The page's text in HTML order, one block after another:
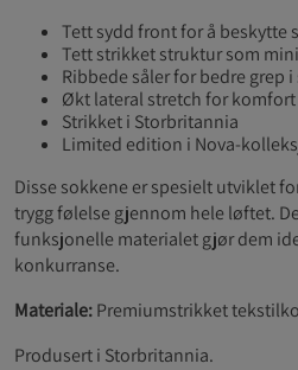
Tett sydd front for å
Tett strikket struktur som
Ribbede såler for bedre grep
Økt lateral stretch for
Strikket i Storbritannia
Limited edition i Nova-
Disse sokkene er spesielt utviklet
trygg følelse gjennom hele løftet.
funksjonelle materialet gjør dem
konkurranse.
Materiale:Premiumstrikket
Produsert i Storbritannia.